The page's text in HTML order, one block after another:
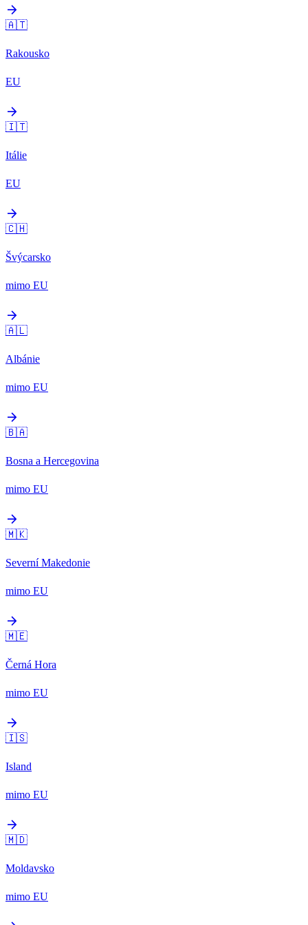
arrow_forward
🇦🇹
Rakousko
EU
arrow_forward
🇮🇹
Itálie
EU
arrow_forward
🇨🇭
Švýcarsko
mimo EU
arrow_forward
🇦🇱
Albánie
mimo EU
arrow_forward
🇧🇦
Bosna a Hercegovina
mimo EU
arrow_forward
🇲🇰
Severní Makedonie
mimo EU
arrow_forward
🇲🇪
Černá Hora
mimo EU
arrow_forward
🇮🇸
Island
mimo EU
arrow_forward
🇲🇩
Moldavsko
mimo EU